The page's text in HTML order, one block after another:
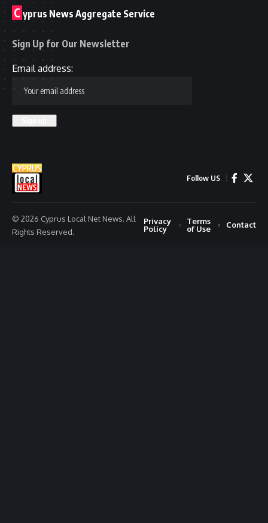
C yprus News Aggregate Service
Sign Up for Our Newsletter
Email address:
Follow US
© 2026 Cyprus Local Net News. All
Rights Reserved.
Privacy
Policy
Terms
of Use
Contact